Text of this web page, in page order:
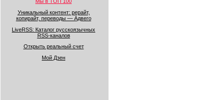
Уникальный контент: рерайт,
копирайт, переводы — Адвего
LiveRSS: Каталог русскоязычных
RSS-каналов
Открыть реальный счет
Мой Дзен